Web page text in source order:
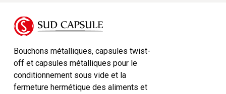
Bouchons métalliques, capsules twist-
off et capsules métalliques pour le
conditionnement sous vide et la
fermeture hermétique des aliments et